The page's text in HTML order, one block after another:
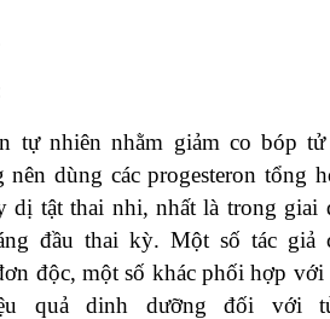
tự nhiên nhằm giảm co bóp
nên dùng các progesteron tổng
dị tật thai nhi, nhất là trong giai
đầu thai kỳ. Một số tác giả
độc, một số khác phối hợp với
quả dinh dưỡng đối với